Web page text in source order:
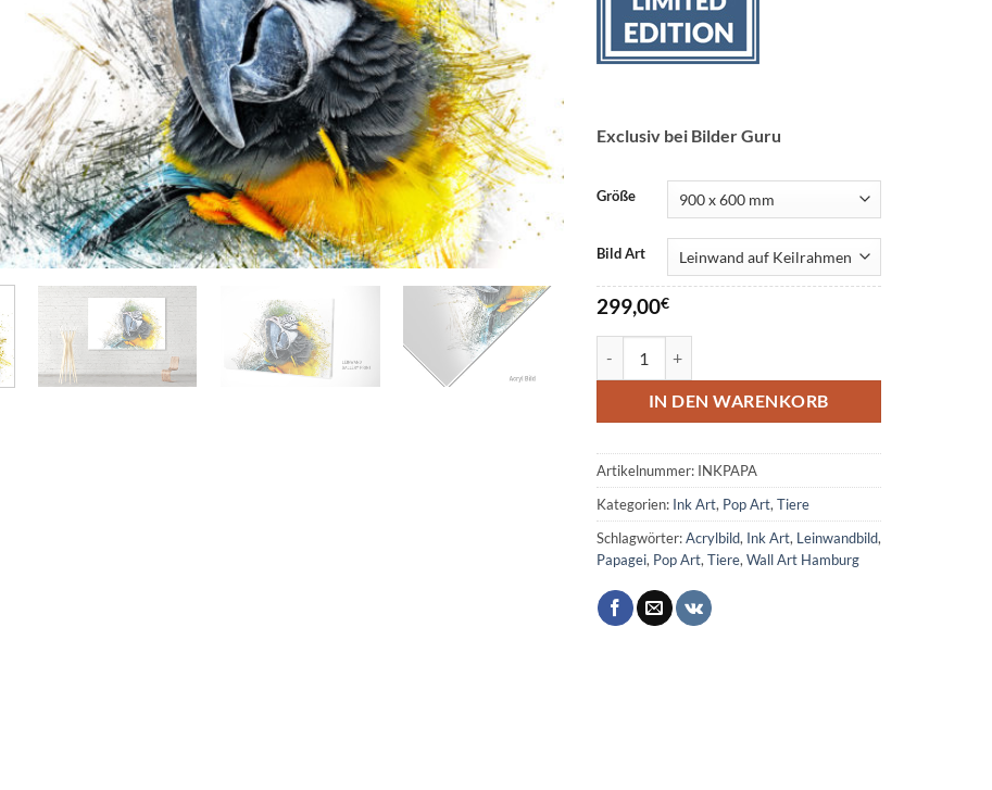
Exclusiv bei Bilder Guru
Größe
Bild Art
299,00€
IN DEN WARENKORB
Artikelnummer: INKPAPA
Kategorien: Ink Art, Pop Art,Tiere
Schlagwörter:Acrylbild, Ink Art, Leinwandbild,
Papagei, Pop Art,Tiere,Wall Art Hamburg